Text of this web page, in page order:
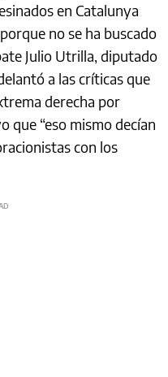
en Catalunya
no se ha buscado
Julio Utrilla, diputado
a las críticas que
derecha por
que “eso mismo decían
con los